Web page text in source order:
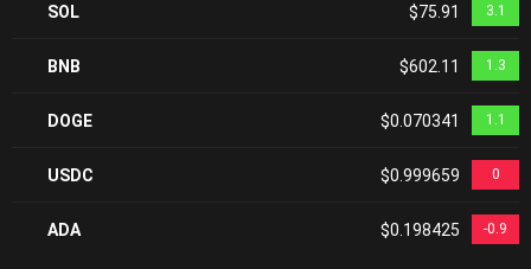
SOL $75.91 3.1
BNB $602.11 1.3
DOGE $0.070341 1.1
USDC $0.999659 0
ADA $0.198425 -0.9